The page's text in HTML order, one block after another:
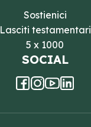
Sostienici
Lasciti testamentari
5 x 1000
SOCIAL